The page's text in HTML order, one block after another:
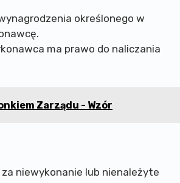
określonego w
ma prawo do naliczania
Zarządu - Wzór
niewykonanie lub nienależyte